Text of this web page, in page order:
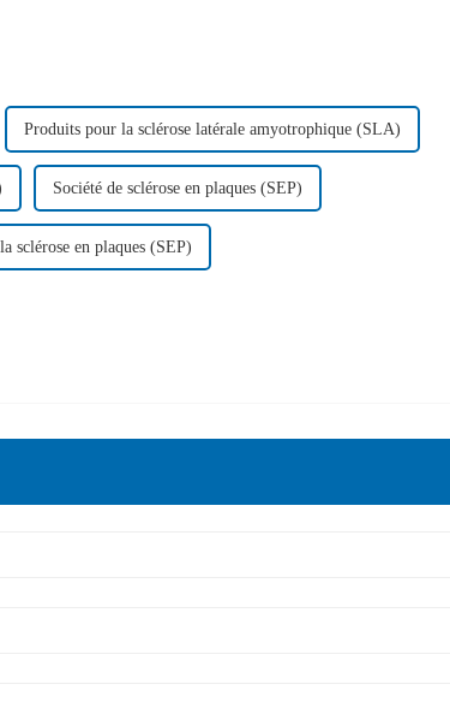
Produits pour la sclérose latérale amyotrophique (SLA)
Société de sclérose en plaques (SEP)
sclérose en plaques (SEP)